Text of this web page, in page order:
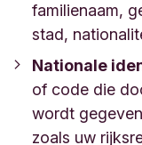
familienaam,
stad,
Nationale
of code die
wordt
zoals uw